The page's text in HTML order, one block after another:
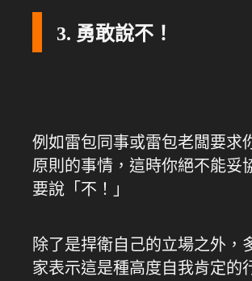
3. 勇敢說不！
例如雷包同事或雷包老闆要求
原則的事情，這時你絕不能妥
要說「不！」
除了是捍衛自己的立場之外，
家表示這是種高度自我肯定的